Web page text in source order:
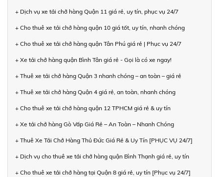
+ Dịch vụ xe tải chở hàng Quận 11 giá rẻ, uy tín, phục vụ 24/7
+ Cho thuê xe tải chở hàng quận 10 giá tốt, uy tín, nhanh chóng
+ Cho thuê xe tải chở hàng quận Tân Phú giá rẻ | Phục vụ 24/7
+ Xe tải chở hàng quận Bình Tân giá rẻ - Gọi là có xe ngay!
+ Thuê xe tải chở hàng Quận 3 nhanh chóng – an toàn – giá rẻ
+ Thuê xe tải chở hàng Quận 4 giá rẻ, an toàn, nhanh chóng
+ Cho thuê xe tải chở hàng quận 12 TPHCM giá rẻ & uy tín
+ Xe tải chở hàng Gò Vấp Giá Rẻ – An Toàn – Nhanh Chóng
+ Thuê Xe Tải Chở Hàng Thủ Đức Giá Rẻ & Uy Tín [PHỤC VỤ 24/7]
+ Dịch vụ cho thuê xe tải chở hàng quận Bình Thạnh giá rẻ, uy tín
+ Cho thuê xe tải chở hàng tại Quận 8 giá rẻ, uy tín [Phục vụ 24/7]